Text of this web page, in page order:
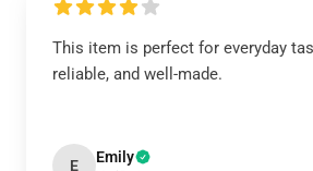
This item is perfect for everyday
reliable, and well-made.
E Emily